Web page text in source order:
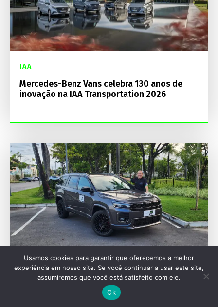
IAA
Mercedes-Benz Vans celebra 130 anos de
inovação na IAA Transportation 2026
AVALIAÇÕES
Jeep Commander Blackhawk 2027 aposta em
Usamos cookies para garantir que oferecemos a melhor
experiência em nosso site. Se você continuar a usar este site,
assumiremos que você está satisfeito com ele.
Ok